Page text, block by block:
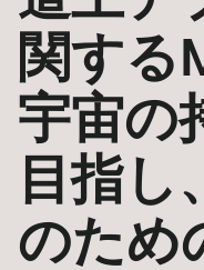
関する
宇宙の
目指し
のため